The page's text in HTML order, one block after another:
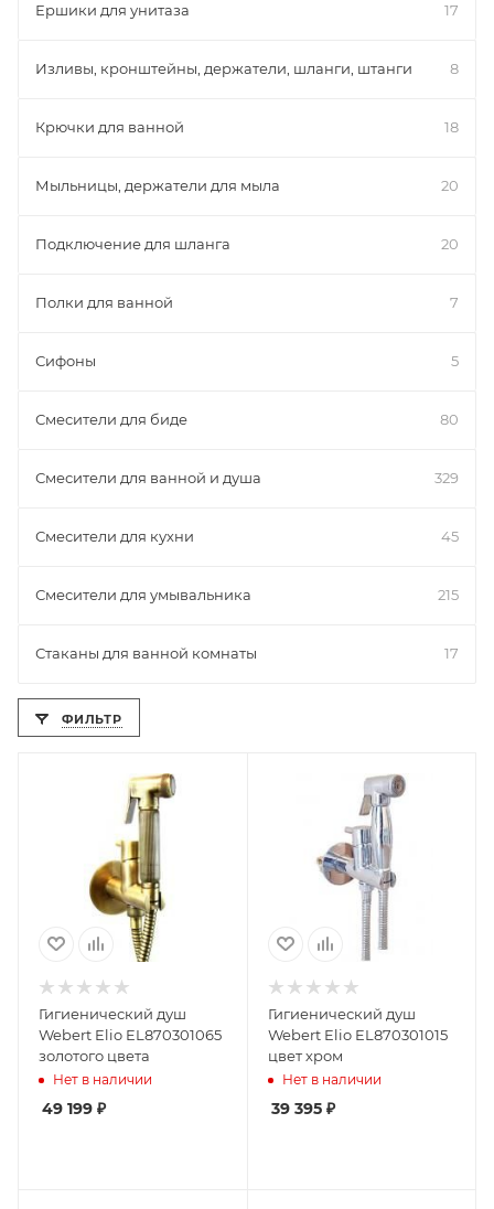
Ершики для унитаза 17
Изливы, кронштейны, держатели, шланги, штанги 8
Крючки для ванной 18
Мыльницы, держатели для мыла 20
Подключение для шланга 20
Полки для ванной 7
Сифоны 5
Смесители для биде 80
Смесители для ванной и душа 329
Смесители для кухни 45
Смесители для умывальника 215
Стаканы для ванной комнаты 17
ФИЛЬТР
Гигиенический душ
Webert Elio EL870301065
золотого цвета
Нет в наличии
49 199 ₽
Гигиенический душ
Webert Elio EL870301015
цвет хром
Нет в наличии
39 395₽